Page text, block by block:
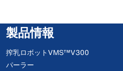
製品情報
搾乳ロボットVMS™V300
パーラー